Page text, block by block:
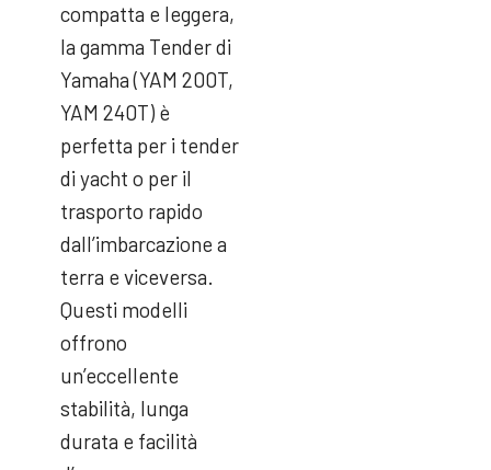
compatta e leggera,
la gamma Tender di
Yamaha (YAM 200T,
YAM 240T) è
perfetta per i tender
di yacht o per il
trasporto rapido
dall’imbarcazione a
terra e viceversa.
Questi modelli
offrono
un’eccellente
stabilità, lunga
durata e facilità